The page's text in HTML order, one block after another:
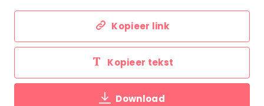
Kopieer link
Kopieer tekst
Download